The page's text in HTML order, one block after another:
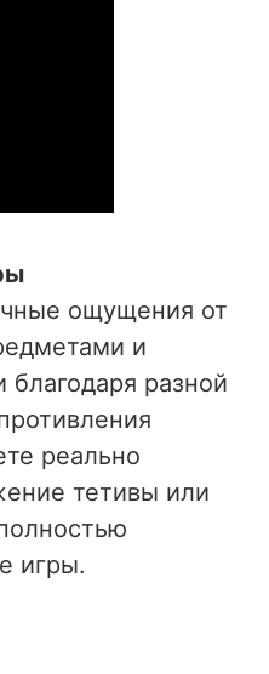
ощущения от
и
разной
реально
тетивы или
игры.